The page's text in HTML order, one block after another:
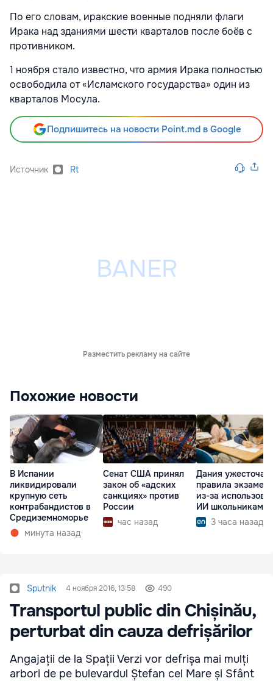
По его словам, иракские военные подняли флаги
Ирака над зданиями шести кварталов после боёв с
противником.
1 ноября стало известно, что армия Ирака полностью
освободила от «Исламского государства» один из
кварталов Мосула.
Подпишитесь на новости Point.md в Google
Источник Rt
Разместить рекламу на сайте
Похожие новости
В Испании
ликвидировали
крупную сеть
контрабандистов в
Средиземноморье
минута назад
Сенат США принял
закон об «адских
санкциях» против
России
час назад
Дания
правила
из-за
ИИ школьниками
3 часа назад
Sputnik 4 ноября 2016, 13:58 490
Transportul public din Chișinău,
perturbat din cauza defrișărilor
Angajații de la Spații Verzi vor defrișa mai mulți
arbori de pe bulevardul Ștefan cel Mare și Sfânt